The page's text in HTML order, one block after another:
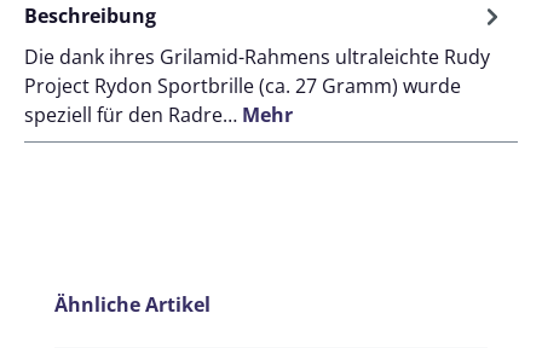
Beschreibung
Die dank ihres Grilamid-Rahmens ultraleichte Rudy
Project Rydon Sportbrille (ca. 27 Gramm) wurde
speziell für den Radre… Mehr
Produktgalerie überspringen
Ähnliche Artikel